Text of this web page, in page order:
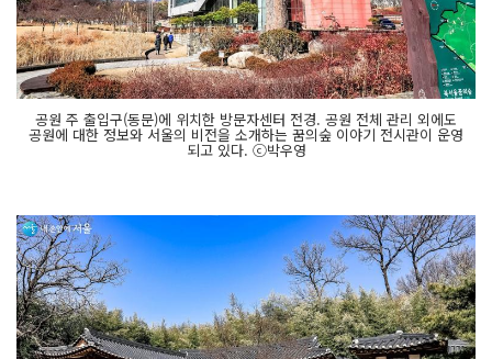
공원 주 출입구(동문)에 위치한 방문자센터 전경. 공원 전체 관리 외에도
공원에 대한 정보와 서울의 비전을 소개하는 꿈의숲 이야기 전시관이 운영
되고 있다. ⓒ박우영